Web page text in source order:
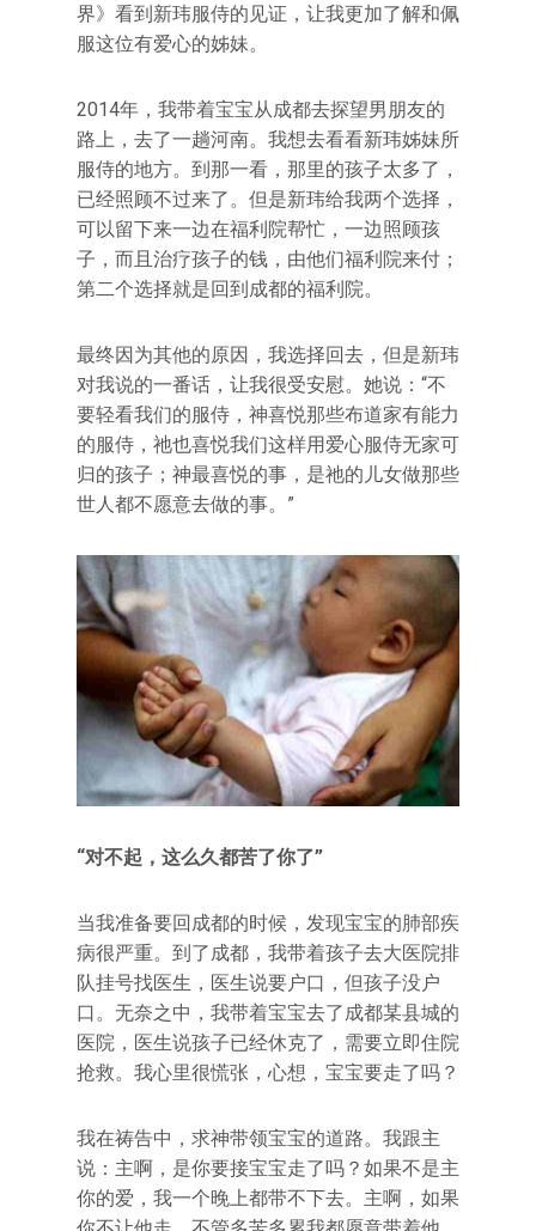
界》看到新玮服侍的见证，让我更加了解和佩
服这位有爱心的姊妹。
2014年，我带着宝宝从成都去探望男朋友的
路上，去了一趟河南。我想去看看新玮姊妹所
服侍的地方。到那一看，那里的孩子太多了，
已经照顾不过来了。但是新玮给我两个选择，
可以留下来一边在福利院帮忙，一边照顾孩
子，而且治疗孩子的钱，由他们福利院来付；
第二个选择就是回到成都的福利院。
最终因为其他的原因，我选择回去，但是新玮
对我说的一番话，让我很受安慰。她说：“不
要轻看我们的服侍，神喜悦那些布道家有能力
的服侍，祂也喜悦我们这样用爱心服侍无家可
归的孩子；神最喜悦的事，是祂的儿女做那些
世人都不愿意去做的事。”
“对不起，这么久都苦了你了”
当我准备要回成都的时候，发现宝宝的肺部疾
病很严重。到了成都，我带着孩子去大医院排
队挂号找医生，医生说要户口，但孩子没户
口。无奈之中，我带着宝宝去了成都某县城的
医院，医生说孩子已经休克了，需要立即住院
抢救。我心里很慌张，心想，宝宝要走了吗？
我在祷告中，求神带领宝宝的道路。我跟主
说：主啊，是你要接宝宝走了吗？如果不是主
你的爱，我一个晚上都带不下去。主啊，如果